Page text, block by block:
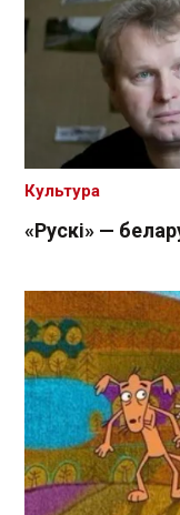
«Рускі» —
Культура